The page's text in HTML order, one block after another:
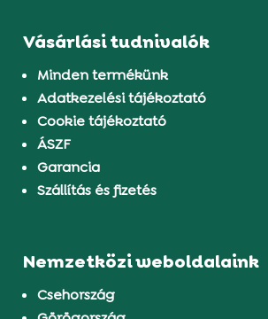
Vásárlási tudnivalók
Minden termékünk
Adatkezelési tájékoztató
Cookie tájékoztató
ÁSZF
Garancia
Szállítás és fizetés
Nemzetközi weboldalaink
Csehország